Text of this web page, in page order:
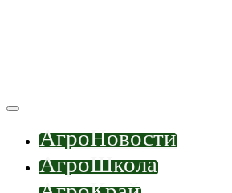
АгроНовости
АгроШкола